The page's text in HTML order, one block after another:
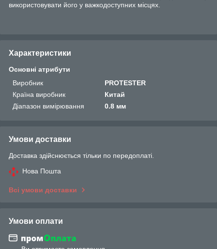
використовувати його у важкодоступних місцях.
Характеристики
Основні атрибути
Виробник
PROTESTER
Країна виробник
Китай
Діапазон вимірювання
0.8 мм
Умови доставки
Доставка здійснюється тільки по передоплаті.
Нова Пошта
Всі умови доставки
Умови оплати